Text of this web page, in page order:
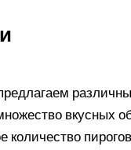
вкусных
количество